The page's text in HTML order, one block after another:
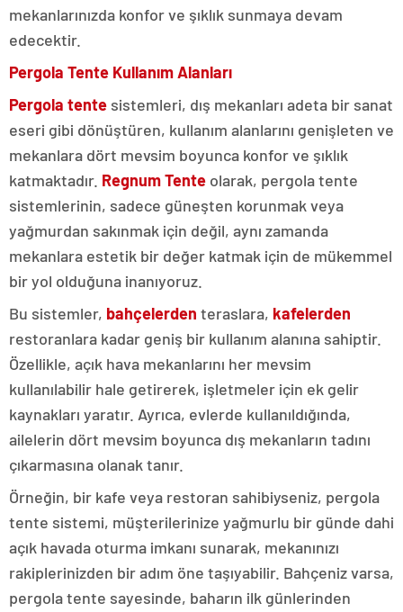
mekanlarınızda konfor ve şıklık sunmaya devam
edecektir.
Pergola Tente Kullanım Alanları
Pergola tente sistemleri, dış mekanları adeta bir sanat
eseri gibi dönüştüren, kullanım alanlarını genişleten ve
mekanlara dört mevsim boyunca konfor ve şıklık
katmaktadır. Regnum Tente olarak, pergola tente
sistemlerinin, sadece güneşten korunmak veya
yağmurdan sakınmak için değil, aynı zamanda
mekanlara estetik bir değer katmak için de mükemmel
bir yol olduğuna inanıyoruz.
Bu sistemler, bahçelerden teraslara, kafelerden
restoranlara kadar geniş bir kullanım alanına sahiptir.
Özellikle, açık hava mekanlarını her mevsim
kullanılabilir hale getirerek, işletmeler için ek gelir
kaynakları yaratır. Ayrıca, evlerde kullanıldığında,
ailelerin dört mevsim boyunca dış mekanların tadını
çıkarmasına olanak tanır.
Örneğin, bir kafe veya restoran sahibiyseniz, pergola
tente sistemi, müşterilerinize yağmurlu bir günde dahi
açık havada oturma imkanı sunarak, mekanınızı
rakiplerinizden bir adım öne taşıyabilir. Bahçeniz varsa,
pergola tente sayesinde, baharın ilk günlerinden